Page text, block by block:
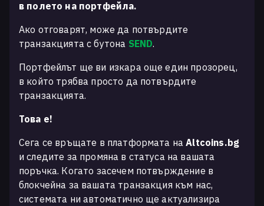
в полето на портфейла.
Ако отговарят, може да потвърдите
транзакцията с бутона SEND.
Портфейлът ще ви изкара още един прозорец,
в който трябва просто да потвърдите
транзакцията.
Това е!
Сега се връщате в платформата наAltcoins.bg
и следите за промяна в статуса на вашата
поръчка. Когато засечем потвърждение в
блокчейна за вашата транзакция към нас,
системата ни автоматично ще актуализира